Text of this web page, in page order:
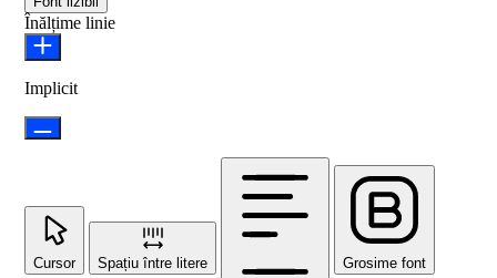
Înălțime linie
Implicit
Cursor Spațiu între litere Grosime font